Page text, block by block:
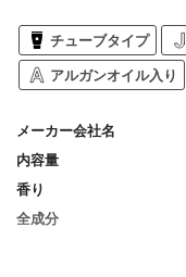
チューブタイプ
アルガンオイル入り
メーカー会社名
内容量
香り
全成分